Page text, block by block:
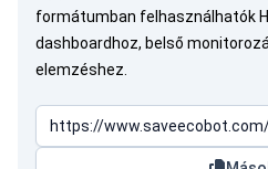
formátumban felhasználhatók
dashboardhoz, belső
elemzéshez.